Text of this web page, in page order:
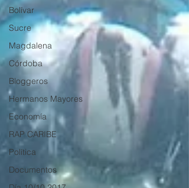
Bolívar
Sucre
Magdalena
Córdoba
Bloggeros
Hermanos Mayores
Economía
RAP CARIBE
Política
Documentos